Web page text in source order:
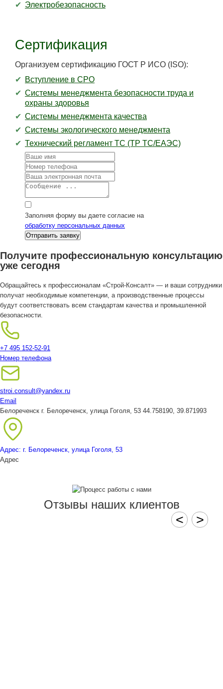
Электробезопасность
Сертификация
Организуем сертификацию ГОСТ Р ИСО (ISO):
Вступление в СРО
Системы менеджмента безопасности труда и
охраны здоровья
Системы менеджмента качества
Системы экологического менеджмента
Технический регламент ТС (ТР ТС/ЕАЭС)
Заполняя форму вы даете согласие на
обработку персональных данных
Получите профессиональную консультацию
уже сегодня
Обращайтесь к профессионалам «Строй-Консалт» — и ваши сотрудники
получат необходимые компетенции, а производственные процессы
будут соответствовать всем стандартам качества и промышленной
безопасности.
+7 495 152-52-91
Номер телефона
stroi.consult@yandex.ru
Email
Белореченск г. Белореченск, улица Гоголя, 53 44.758190, 39.871993
Адрес: г. Белореченск, улица Гоголя, 53
Адрес
Отзывы наших клиентов
< >